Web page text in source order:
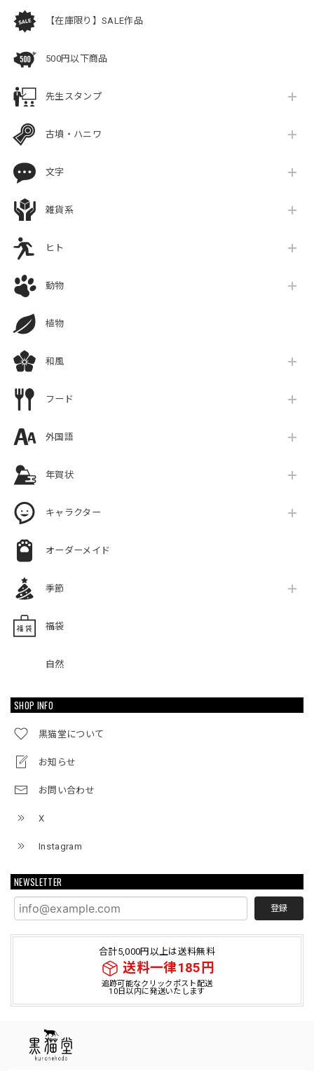
【在庫限り】SALE作品
500円以下商品
先生スタンプ
古墳・ハニワ
文字
雑貨系
ヒト
動物
植物
和風
フード
外国語
年賀状
キャラクター
オーダーメイド
季節
福袋
自然
SHOP INFO
黒猫堂について
お知らせ
お問い合わせ
X
Instagram
NEWSLETTER
登録
合計5,000円以上は送料無料
送料一律185円
追跡可能なクリックポスト配送
10日以内に発送いたします